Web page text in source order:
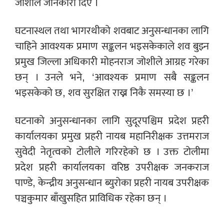
घटनास्थल तथा भागरथीको शवबाट अनुसन्धानका लागि
चाहिने आवश्यक प्रमाण सङ्कलन भइसकेकाले शव बुझ्न
प्रमुख जिल्ला अधिकारी मोहनराज जोशीले आग्रह गरेका
छन् । उनले भने, ‘आवश्यक प्रमाण सबै सङ्कलन
भइसकेको छ, शव सुरक्षित राख्न निकै समस्या छ ।’
घटनाको अनुसन्धानका लागि सुदूरपश्चिम प्रदेश प्रहरी
कार्यालयका प्रमुख प्रहरी नायब महानिरीक्षक उत्तमराज
सुवेदी नेतृत्वको टोलीले गरिरहेको छ । उक्त टोलीमा
प्रदेश प्रहरी कार्यालयका वरिष्ठ उपरीक्षक जनकराज
पाण्डे, केन्द्रीय अनुसन्धान ब्युरोका प्रहरी नायब उपरीक्षक
पञ्चकुमार बाँखुसहित प्राविधिक रहेका छन् ।